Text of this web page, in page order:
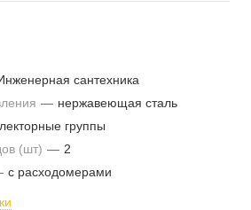
сантехника
— нержавеющая сталь
группы
(шт) — 2
с расходомерами